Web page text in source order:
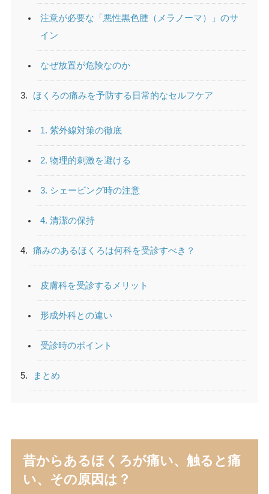
注意が必要な「悪性黒色腫（メラノーマ）」のサ
イン
なぜ放置が危険なのか
ほくろの痛みを予防する日常的なセルフケア
1. 紫外線対策の徹底
2. 物理的刺激を避ける
3. シェービング時の注意
4. 清潔の保持
痛みのあるほくろは何科を受診すべき？
皮膚科を受診するメリット
形成外科との違い
受診時のポイント
まとめ
昔からあるほくろが痛い、触ると痛
い、その原因は？